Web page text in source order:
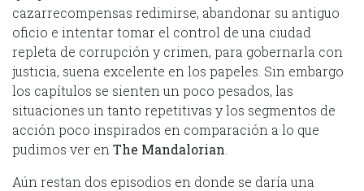
cazarrecompensas redimirse, abandonar su antiguo
oficio e intentar tomar el control de una ciudad
repleta de corrupción y crimen, para gobernarla con
justicia, suena excelente en los papeles. Sin embargo
los capítulos se sienten un poco pesados, las
situaciones un tanto repetitivas y los segmentos de
acción poco inspirados en comparación a lo que
pudimos ver en The Mandalorian
Aún restan dos episodios en donde se daría una